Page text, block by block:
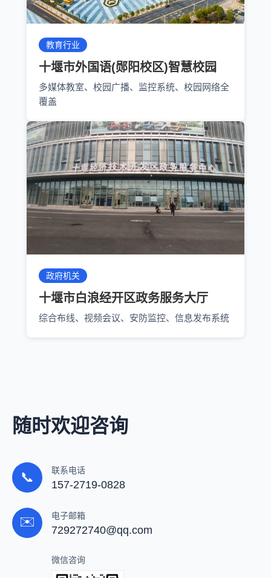
教育行业
十堰市外国语(郧阳校区)智慧校园
多媒体教室、校园广播、监控系统、校园网络全
覆盖
政府机关
十堰市白浪经开区政务服务大厅
综合布线、视频会议、安防监控、信息发布系统
随时欢迎咨询
📞 联系电话
157-2719-0828
✉️ 电子邮箱
729272740@qq.com
微信咨询